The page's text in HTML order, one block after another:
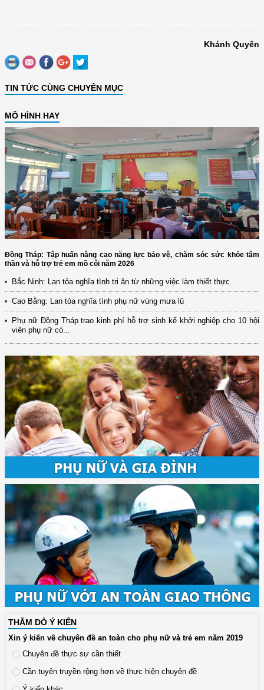
Khánh Quyên
TIN TỨC CÙNG CHUYÊN MỤC
MÔ HÌNH HAY
Đồng Tháp: Tập huấn nâng cao năng lực bảo vệ, chăm sóc sức khỏe tâm
thần và hỗ trợ trẻ em mồ côi năm 2026
Bắc Ninh: Lan tỏa nghĩa tình tri ân từ những việc làm thiết thực
Cao Bằng: Lan tỏa nghĩa tình phụ nữ vùng mưa lũ
Phụ nữ Đồng Tháp trao kinh phí hỗ trợ sinh kế khởi nghiệp cho 10 hội
viên phụ nữ có...
THĂM DÒ Ý KIẾN
Xin ý kiến về chuyên đề an toàn cho phụ nữ và trẻ em năm 2019
Chuyên đề thực sự cần thiết
Cần tuyên truyền rộng hơn về thực hiện chuyên đề